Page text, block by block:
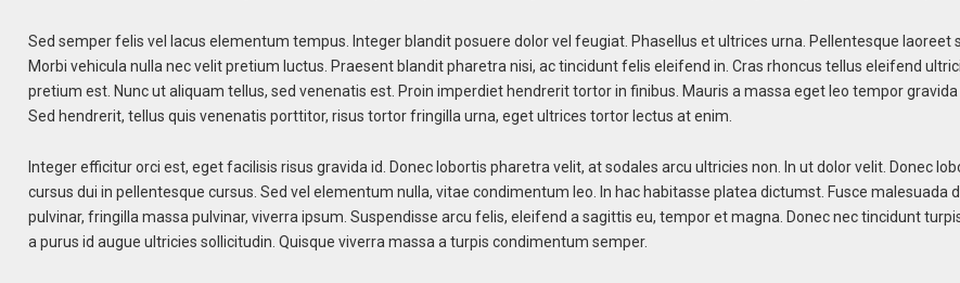
Sed semper felis vel lacus elementum tempus. Integer blandit posuere dolor vel feugiat. Phasellus et ultrices urna. Pellentesque laoreet
Morbi vehicula nulla nec velit pretium luctus. Praesent blandit pharetra nisi, ac tincidunt felis eleifend in. Cras rhoncus tellus eleifend
pretium est. Nunc ut aliquam tellus, sed venenatis est. Proin imperdiet hendrerit tortor in finibus. Mauris a massa eget leo tempor
Sed hendrerit, tellus quis venenatis porttitor, risus tortor fringilla urna, eget ultrices tortor lectus at enim.
Integer efficitur orci est, eget facilisis risus gravida id. Donec lobortis pharetra velit, at sodales arcu ultricies non. In ut dolor velit. Donec
cursus dui in pellentesque cursus. Sed vel elementum nulla, vitae condimentum leo. In hac habitasse platea dictumst. Fusce
pulvinar, fringilla massa pulvinar, viverra ipsum. Suspendisse arcu felis, eleifend a sagittis eu, tempor et magna. Donec nec tincidunt
a purus id augue ultricies sollicitudin. Quisque viverra massa a turpis condimentum semper.